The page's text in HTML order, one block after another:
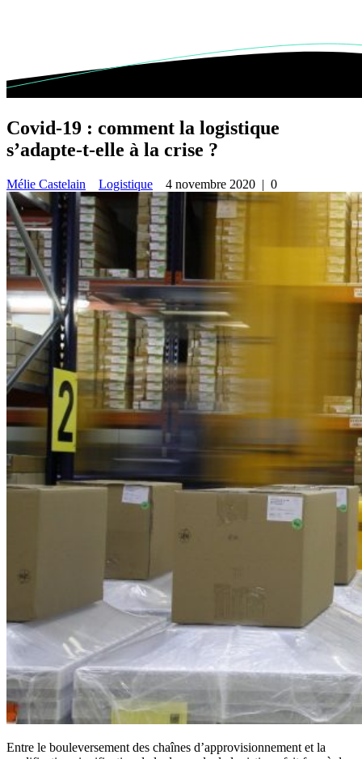
Covid-19 : comment la logistique
s’adapte-t-elle à la crise ?
Mélie Castelain Logistique 4 novembre 2020 | 0
Entre le bouleversement des chaînes d’approvisionnement et la